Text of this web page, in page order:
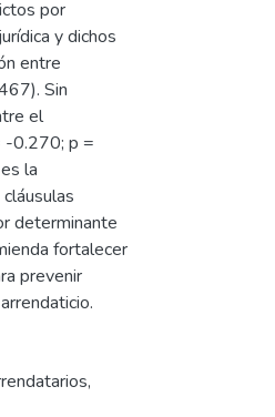
por
y dichos
entre
Sin
el
-0.270; p =
la
determinante
fortalecer
prevenir
,